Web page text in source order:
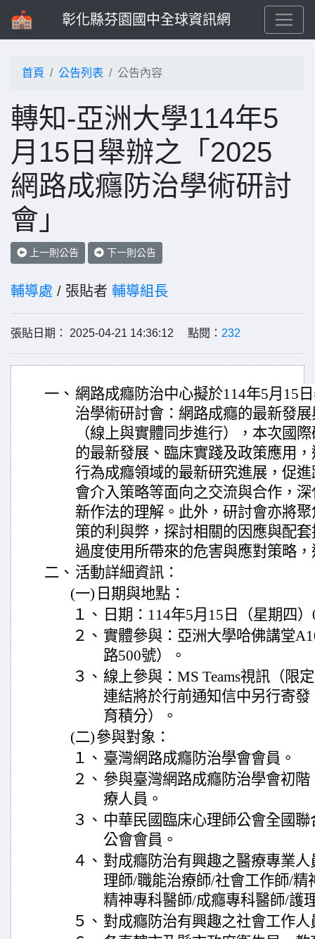
彰化縣芬園國中全球資訊網
首頁 公告列表 公告內容
轉知-亞洲大學114年5
月15日舉辦之「2025
網路成癮防治學術研討
會」
上一則公告 下一則公告
輔導處 / 張貼者 輔導組長
張貼日期： 2025-04-21 14:36:12 點閱： 232
一、 網路成癮防治中心擬於114年5月15
治學術研討會：網路成癮的最新發
（線上與實體同步進行），本次國
的最新發展、臨床實踐及政策應用
行為成癮領域的最新研究進展，促
會介入策略等面向之交流與合作，
新作法的理解。此外，研討會亦將
策的利與弊，探討相關的因應與配
過度使用所帶來的危害與應對策略
二、 活動詳細資訊：
(一) 日期與地點：
１、 日期：114年5月15日（星期四
２、 實體參與：亞洲大學哈佛講堂
路500號）。
３、 線上參與：MS Teams視訊（限
連結將於行前通知信中另行寄
育積分）。
(二)參與對象：
１、 臺灣網路成癮防治學會會員。
２、 參與臺灣網路成癮防治學會初
療人員。
３、 中華民國臨床心理師公會全國
公會會員。
４、 對成癮防治有興趣之醫療專業
理師/職能治療師/社會工作師/精
精神專科醫師/成癮專科醫師/護
５、 對成癮防治有興趣之社會工作人